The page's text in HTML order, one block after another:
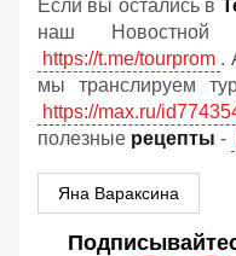
Если вы остались в
наш
https://t.me/tourprom .
мы транслируем
https://max.ru/
полезные рецепты -
Яна Вараксина